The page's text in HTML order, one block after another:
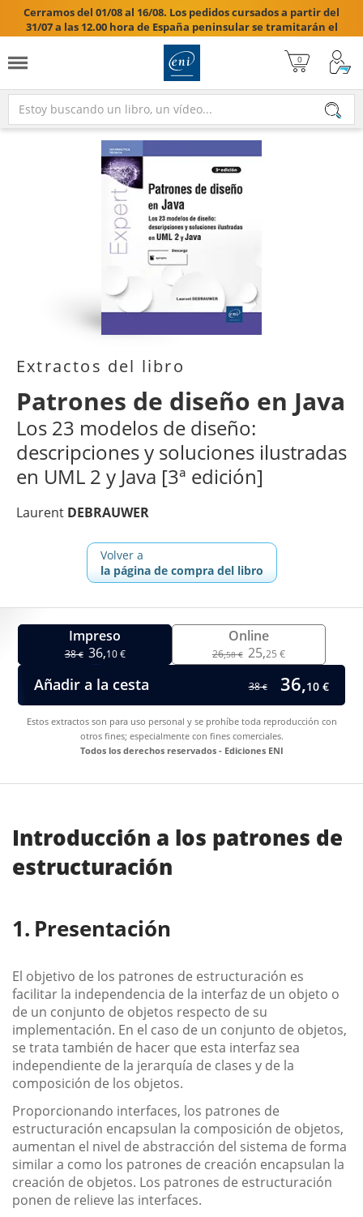
Cerramos del 01/08 al 16/08. Los pedidos cursados a partir del
31/07 a las 12.00 hora de España peninsular se tramitarán el
17/08/2026.

Extractos del libro
Patrones de diseño en Java
Los 23 modelos de diseño:
descripciones y soluciones ilustradas
en UML 2 y Java [3ª edición]
Laurent DEBRAUWER
Volver a
la página de compra del libro
Impreso
38€ 36,10 €
Online
26,58 € 25,25 €
Añadir a la cesta 38€ 36,10 €
Estos extractos son para uso personal y se prohíbe toda reproducción con
otros fines; especialmente con fines comerciales.
Todos los derechos reservados - Ediciones ENI
Introducción a los patrones de
estructuración
Presentación
El objetivo de los patrones de estructuración es
facilitar la independencia de la interfaz de un objeto o
de un conjunto de objetos respecto de su
implementación. En el caso de un conjunto de objetos,
se trata también de hacer que esta interfaz sea
independiente de la jerarquía de clases y de la
composición de los objetos.
Proporcionando interfaces, los patrones de
estructuración encapsulan la composición de objetos,
aumentan el nivel de abstracción del sistema de forma
similar a como los patrones de creación encapsulan la
creación de objetos. Los patrones de estructuración
ponen de relieve las interfaces.